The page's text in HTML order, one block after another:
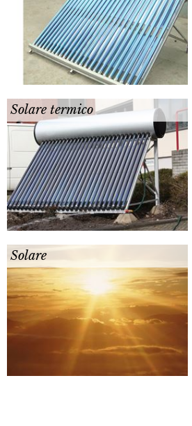
Solare termico
Solare